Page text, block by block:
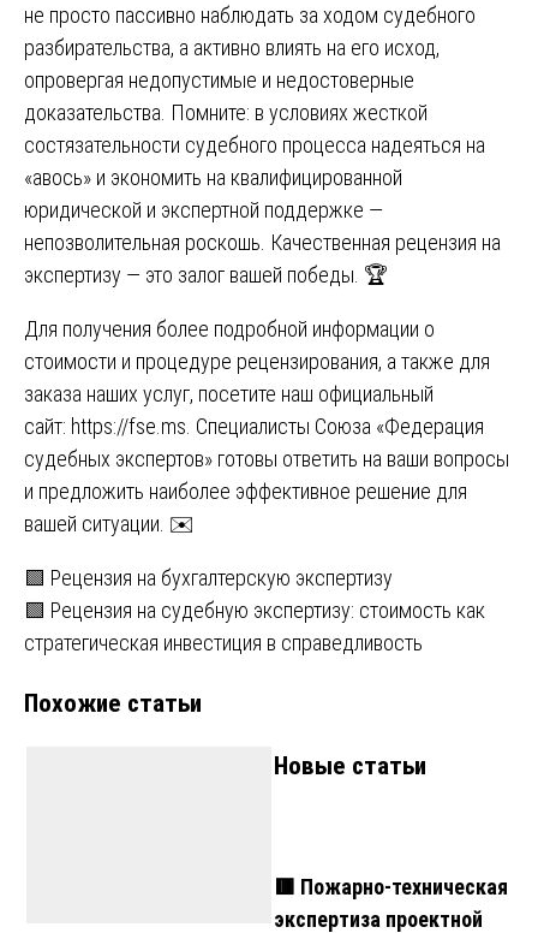
не просто пассивно наблюдать за ходом судебного
разбирательства, а активно влиять на его исход,
опровергая недопустимые и недостоверные
доказательства. Помните: в условиях жесткой
состязательности судебного процесса надеяться на
«авось» и экономить на квалифицированной
юридической и экспертной поддержке —
непозволительная роскошь. Качественная рецензия на
экспертизу — это залог вашей победы. 🏆
Для получения более подробной информации о
стоимости и процедуре рецензирования, а также для
заказа наших услуг, посетите наш официальный
сайт: https://fse.ms . Специалисты Союза «Федерация
судебных экспертов» готовы ответить на ваши вопросы
и предложить наиболее эффективное решение для
вашей ситуации. ✉️
Навигация
по
🟩 Рецензия на бухгалтерскую экспертизу
🟩 Рецензия на судебную экспертизу: стоимость как
стратегическая инвестиция в справедливость
Похожие статьи
Новые статьи
🟥 Пожарно-техническая
экспертиза проектной